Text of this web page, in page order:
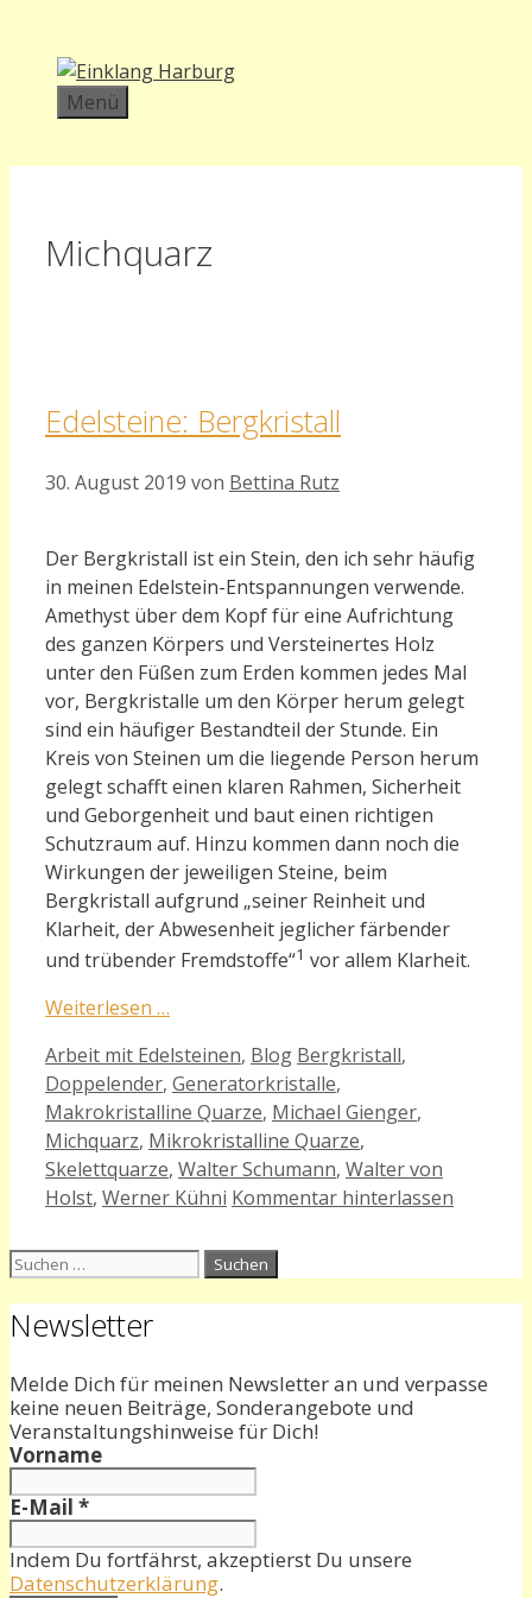
Inhalt
springen
Menü
Michquarz
Edelsteine: Bergkristall
30. August 2019 von Bettina Rutz
Der Bergkristall ist ein Stein, den ich sehr häufig
in meinen Edelstein-Entspannungen verwende.
Amethyst über dem Kopf für eine Aufrichtung
des ganzen Körpers und Versteinertes Holz
unter den Füßen zum Erden kommen jedes Mal
vor, Bergkristalle um den Körper herum gelegt
sind ein häufiger Bestandteil der Stunde. Ein
Kreis von Steinen um die liegende Person herum
gelegt schafft einen klaren Rahmen, Sicherheit
und Geborgenheit und baut einen richtigen
Schutzraum auf. Hinzu kommen dann noch die
Wirkungen der jeweiligen Steine, beim
Bergkristall aufgrund „seiner Reinheit und
Klarheit, der Abwesenheit jeglicher färbender
und trübender Fremdstoffe“1 vor allem Klarheit.
Weiterlesen …
Kategorien
Arbeit mit Edelsteinen, Blog Schlagwörter
Bergkristall,
Doppelender, Generatorkristalle,
Makrokristalline Quarze, Michael Gienger,
Michquarz, Mikrokristalline Quarze,
Skelettquarze, Walter Schumann, Walter von
Holst, Werner Kühni Kommentar hinterlassen
Suchen
Newsletter
Melde Dich für meinen Newsletter an und verpasse
keine neuen Beiträge, Sonderangebote und
Veranstaltungshinweise für Dich!
Vorname
E-Mail *
Indem Du fortfährst, akzeptierst Du unsere
Datenschutzerklärung.